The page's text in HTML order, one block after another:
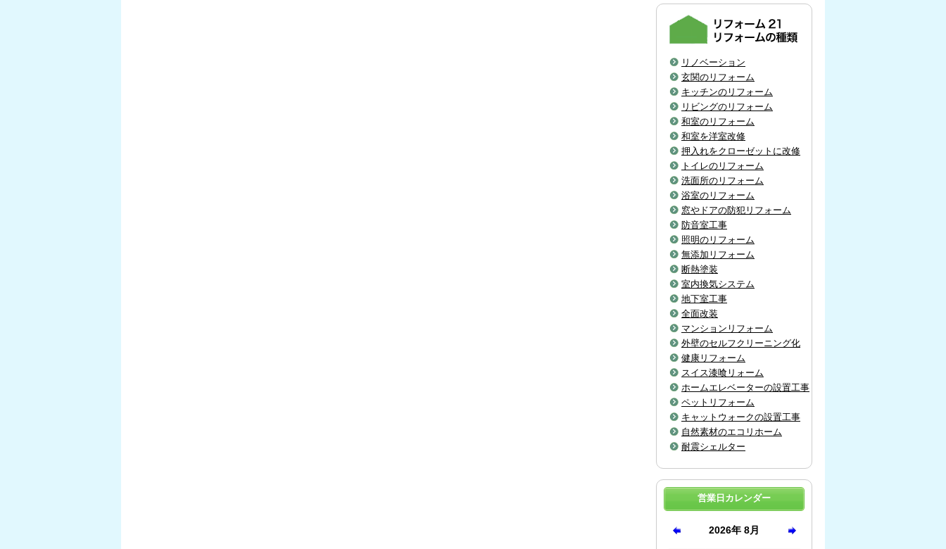
リノベーション
玄関のリフォーム
キッチンのリフォーム
リビングのリフォーム
和室のリフォーム
和室を洋室改修
押入れをクローゼットに改修
トイレのリフォーム
洗面所のリフォーム
浴室のリフォーム
窓やドアの防犯リフォーム
防音室工事
照明のリフォーム
無添加リフォーム
断熱塗装
室内換気システム
地下室工事
全面改装
マンションリフォーム
外壁のセルフクリーニング化
健康リフォーム
スイス漆喰リォーム
ホームエレベーターの設置工事
ペットリフォーム
キャットウォークの設置工事
自然素材のエコリホーム
耐震シェルター
営業日カレンダー